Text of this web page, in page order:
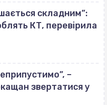
складним”:
КТ, перевірила
–
звертатися у